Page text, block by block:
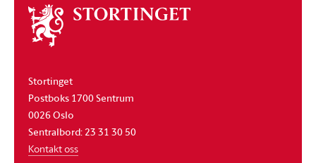
Om
stortinget
Stortinget
Postboks 1700 Sentrum
0026 Oslo
Sentralbord: 23 31 30 50
Kontakt oss